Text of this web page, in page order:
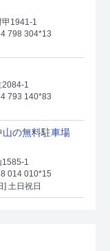
甲1941-1
798 304*13
2084-1
793 140*83
の無料駐車場
1585-1
014 010*15
] 土日祝日